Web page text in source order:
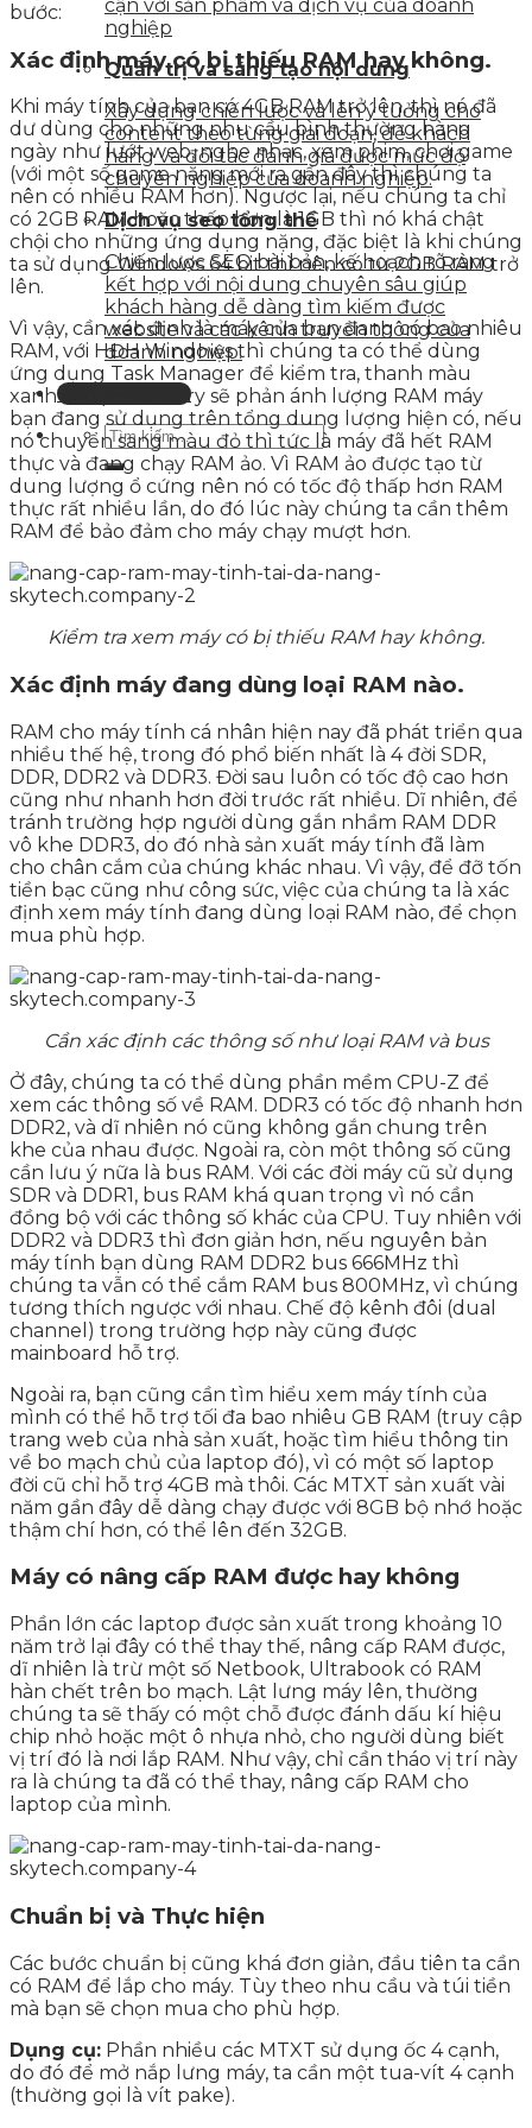
cận với sản phẩm và dịch vụ của doanh
nghiệp
Quản trị và sáng tạo nội dung
Xây dựng chiến lược và lên ý tưởng cho
content theo từng giai đoạn, để khách
hàng và đối tác đánh giá được mức độ
chuyên nghiệp của doanh nghiệp.
Dịch vụ seo tổng thể
Chiến lược SEO bài bản, kế hoạch rõ ràng
kết hợp với nội dung chuyên sâu giúp
khách hàng dễ dàng tìm kiếm được
website và các kênh truyền thông của
doanh nghiệp.
Liên hệ tư vấn
bước:
Xác định máy có bị thiếu RAM hay không.
Khi máy tính của bạn có 4GB RAM trở lên, thì nó đã
dư dùng cho những nhu cầu bình thường hàng
ngày như lướt web, nghe nhạc, xem phim, chơi game
(với một số game nặng mới ra gần đây thì chúng ta
nên có nhiều RAM hơn). Ngược lại, nếu chúng ta chỉ
có 2GB RAM hoặc thấp hơn là 1GB thì nó khá chật
chội cho những ứng dụng nặng, đặc biệt là khi chúng
ta sử dụng Windows 64 bit thì nên có từ 2GB RAM trở
lên.
Vì vậy, cần xác định là máy của bạn đang có bao nhiêu
RAM, với HĐH Windows thì chúng ta có thể dùng
ứng dụng Task Manager để kiểm tra, thanh màu
xanh ở mục Memory sẽ phản ánh lượng RAM máy
bạn đang sử dụng trên tổng dung lượng hiện có, nếu
nó chuyển sang màu đỏ thì tức là máy đã hết RAM
thực và đang chạy RAM ảo. Vì RAM ảo được tạo từ
dung lượng ổ cứng nên nó có tốc độ thấp hơn RAM
thực rất nhiều lần, do đó lúc này chúng ta cần thêm
RAM để bảo đảm cho máy chạy mượt hơn.
Kiểm tra xem máy có bị thiếu RAM hay không.
Xác định máy đang dùng loại RAM nào.
RAM cho máy tính cá nhân hiện nay đã phát triển qua
nhiều thế hệ, trong đó phổ biến nhất là 4 đời SDR,
DDR, DDR2 và DDR3. Đời sau luôn có tốc độ cao hơn
cũng như nhanh hơn đời trước rất nhiều. Dĩ nhiên, để
tránh trường hợp người dùng gắn nhầm RAM DDR
vô khe DDR3, do đó nhà sản xuất máy tính đã làm
cho chân cắm của chúng khác nhau. Vì vậy, để đỡ tốn
tiền bạc cũng như công sức, việc của chúng ta là xác
định xem máy tính đang dùng loại RAM nào, để chọn
mua phù hợp.
Cần xác định các thông số như loại RAM và bus
​Ở đây, chúng ta có thể dùng phần mềm CPU-Z để
xem các thông số về RAM. DDR3 có tốc độ nhanh hơn
DDR2, và dĩ nhiên nó cũng không gắn chung trên
khe của nhau được. Ngoài ra, còn một thông số cũng
cần lưu ý nữa là bus RAM. Với các đời máy cũ sử dụng
SDR và DDR1, bus RAM khá quan trọng vì nó cần
đồng bộ với các thông số khác của CPU. Tuy nhiên với
DDR2 và DDR3 thì đơn giản hơn, nếu nguyên bản
máy tính bạn dùng RAM DDR2 bus 666MHz thì
chúng ta vẫn có thể cắm RAM bus 800MHz, vì chúng
tương thích ngược với nhau. Chế độ kênh đôi (dual
channel) trong trường hợp này cũng được
mainboard hỗ trợ.
Ngoài ra, bạn cũng cần tìm hiểu xem máy tính của
mình có thể hỗ trợ tối đa bao nhiêu GB RAM (truy cập
trang web của nhà sản xuất, hoặc tìm hiểu thông tin
về bo mạch chủ của laptop đó), vì có một số laptop
đời cũ chỉ hỗ trợ 4GB mà thôi. Các MTXT sản xuất vài
năm gần đây dễ dàng chạy được với 8GB bộ nhớ hoặc
thậm chí hơn, có thể lên đến 32GB.
Máy có nâng cấp RAM được hay không
Phần lớn các laptop được sản xuất trong khoảng 10
năm trở lại đây có thể thay thế, nâng cấp RAM được,
dĩ nhiên là trừ một số Netbook, Ultrabook có RAM
hàn chết trên bo mạch. Lật lưng máy lên, thường
chúng ta sẽ thấy có một chỗ được đánh dấu kí hiệu
chip nhỏ hoặc một ô nhựa nhỏ, cho người dùng biết
vị trí đó là nơi lắp RAM. Như vậy, chỉ cần tháo vị trí này
ra là chúng ta đã có thể thay, nâng cấp RAM cho
laptop của mình.
Chuẩn bị và Thực hiện
Các bước chuẩn bị cũng khá đơn giản, đầu tiên ta cần
có RAM để lắp cho máy. Tùy theo nhu cầu và túi tiền
mà bạn sẽ chọn mua cho phù hợp.
Dụng cụ: Phần nhiều các MTXT sử dụng ốc 4 cạnh,
do đó để mở nắp lưng máy, ta cần một tua-vít 4 cạnh
(thường gọi là vít pake).